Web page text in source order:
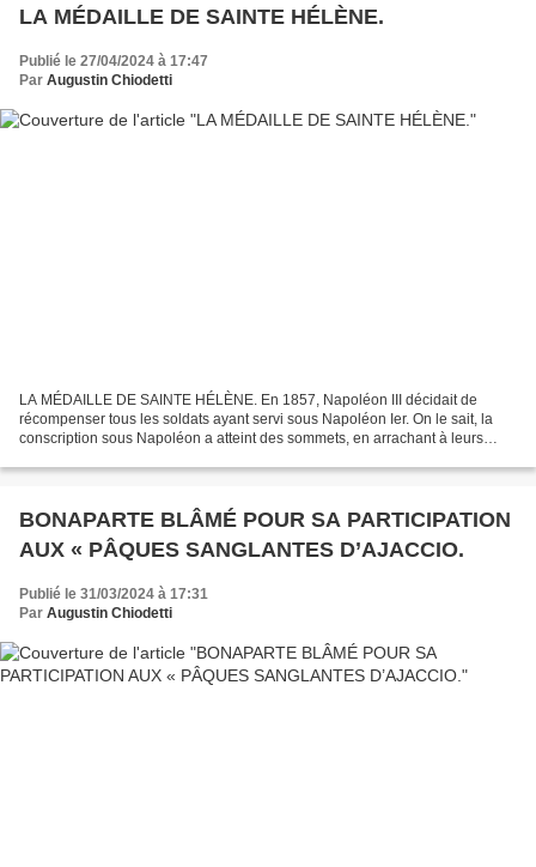
LA MÉDAILLE DE SAINTE HÉLÈNE.
Publié le 27/04/2024 à 17:47
Par Augustin Chiodetti
LA MÉDAILLE DE SAINTE HÉLÈNE. En 1857, Napoléon III décidait de
récompenser tous les soldats ayant servi sous Napoléon Ier. On le sait, la
conscription sous Napoléon a atteint des sommets, en arrachant à leurs
BONAPARTE BLÂMÉ POUR SA PARTICIPATION
AUX « PÂQUES SANGLANTES D’AJACCIO.
Publié le 31/03/2024 à 17:31
Par Augustin Chiodetti